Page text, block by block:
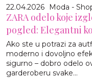
22.04.2026 Moda -
ZARA odelo koje
pogled: Elegantni
Ako ste u potrazi za
moderno i dovoljno
sigurno – dobro odelo
garderoberu svake...